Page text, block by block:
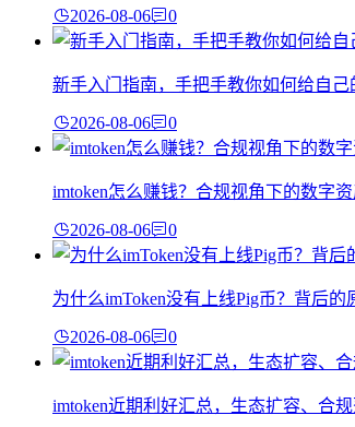
2026-08-06 0
新手入门指南，手把手教你如何给自
2026-08-06 0
imtoken怎么赚钱？合规视角下的数字
2026-08-06 0
为什么imToken没有上线Pig币？背后的
2026-08-06 0
imtoken近期利好汇总，生态扩容、合